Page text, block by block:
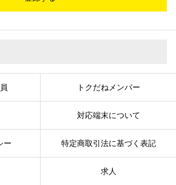
トクだねメンバー
対応端末について
ー 特定商取引法に基づく表記
求人